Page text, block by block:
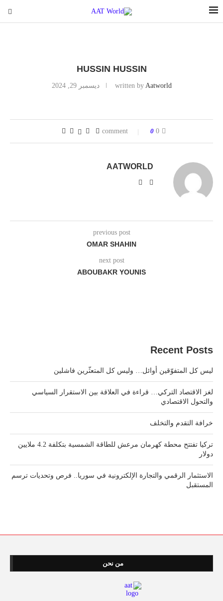
HUSSIN HUSSIN
written by Aatworld ديسمبر 29, 2024
0 comment
0
AATWORLD
previous post
OMAR SHAHIN
next post
ABOUBAKR YOUNIS
Recent Posts
ليس كل المتفوّقين أوائل… وليس كل المتعثّرين فاشلين
لغز الاقتصاد التركي… قراءة في العلاقة بين الاستقرار السياسي
والتحول الاقتصادي
خرافة التقدم والتخلف
تركيا تفتتح محطة كهرمان مرعش للطاقة الشمسية بتكلفة 4.2 ملايين
دولار
الاستثمار الرقمي والتجارة الإلكترونية في سوريا.. فرص وتحديات ترسم
المستقبل
من نحن